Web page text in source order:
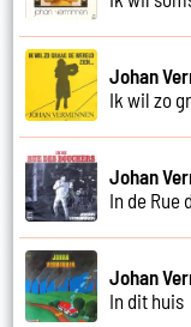
Johan
Ik wil zo
Johan
In de Rue
Johan
In dit huis